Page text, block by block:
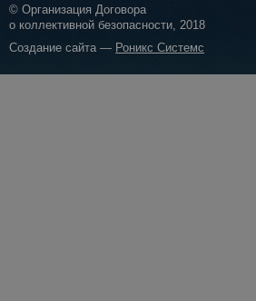
© Организация Договора
о коллективной безопасности, 2018
Создание сайта — Роникс Системс